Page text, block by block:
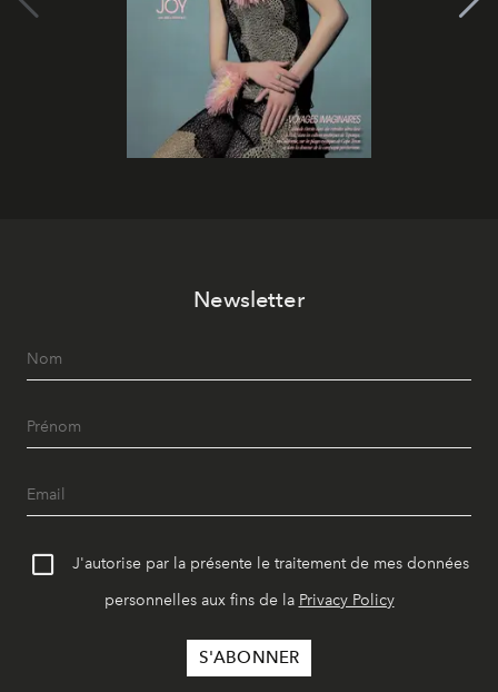
Newsletter
J'autorise par la présente le traitement de mes données
personnelles aux fins de la Privacy Policy